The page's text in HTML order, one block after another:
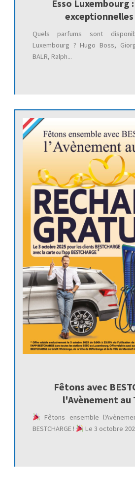
Esso Luxembourg
exceptionnelles
Quels parfums sont
Luxembourg ? Hugo Boss,
BALR, Ralph...
Fêtons avec
l'Avènement au
Fêtons ensemble
BESTCHARGE !
Le 3 octobre